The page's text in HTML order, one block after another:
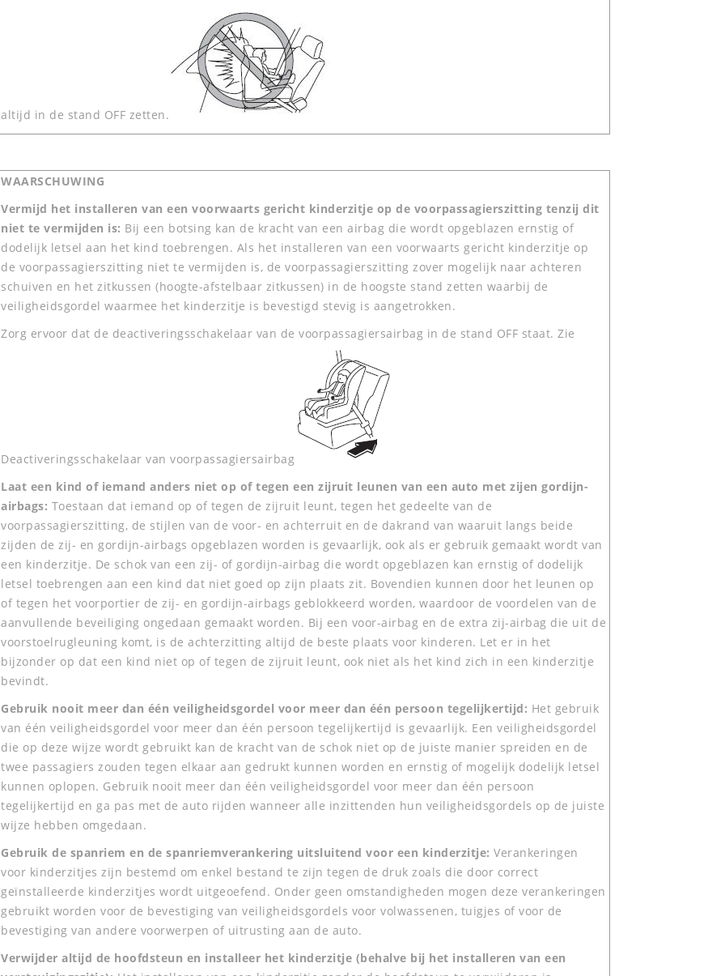
altijd in de stand OFF zetten.
WAARSCHUWING
Vermijd het installeren van een voorwaarts gericht kinderzitje op de voorpassagierszitting tenzij dit
niet te vermijden is: Bij een botsing kan de kracht van een airbag die wordt opgeblazen ernstig of
dodelijk letsel aan het kind toebrengen. Als het installeren van een voorwaarts gericht kinderzitje op
de voorpassagierszitting niet te vermijden is, de voorpassagierszitting zover mogelijk naar achteren
schuiven en het zitkussen (hoogte-afstelbaar zitkussen) in de hoogste stand zetten waarbij de
veiligheidsgordel waarmee het kinderzitje is bevestigd stevig is aangetrokken.
Zorg ervoor dat de deactiveringsschakelaar van de voorpassagiersairbag in de stand OFF staat. Zie
Deactiveringsschakelaar van voorpassagiersairbag
Laat een kind of iemand anders niet op of tegen een zijruit leunen van een auto met zijen gordijn-
airbags: Toestaan dat iemand op of tegen de zijruit leunt, tegen het gedeelte van de
voorpassagierszitting, de stijlen van de voor- en achterruit en de dakrand van waaruit langs beide
zijden de zij- en gordijn-airbags opgeblazen worden is gevaarlijk, ook als er gebruik gemaakt wordt van
een kinderzitje. De schok van een zij- of gordijn-airbag die wordt opgeblazen kan ernstig of dodelijk
letsel toebrengen aan een kind dat niet goed op zijn plaats zit. Bovendien kunnen door het leunen op
of tegen het voorportier de zij- en gordijn-airbags geblokkeerd worden, waardoor de voordelen van de
aanvullende beveiliging ongedaan gemaakt worden. Bij een voor-airbag en de extra zij-airbag die uit de
voorstoelrugleuning komt, is de achterzitting altijd de beste plaats voor kinderen. Let er in het
bijzonder op dat een kind niet op of tegen de zijruit leunt, ook niet als het kind zich in een kinderzitje
bevindt.
Gebruik nooit meer dan één veiligheidsgordel voor meer dan één persoon tegelijkertijd: Het gebruik
van één veiligheidsgordel voor meer dan één persoon tegelijkertijd is gevaarlijk. Een veiligheidsgordel
die op deze wijze wordt gebruikt kan de kracht van de schok niet op de juiste manier spreiden en de
twee passagiers zouden tegen elkaar aan gedrukt kunnen worden en ernstig of mogelijk dodelijk letsel
kunnen oplopen. Gebruik nooit meer dan één veiligheidsgordel voor meer dan één persoon
tegelijkertijd en ga pas met de auto rijden wanneer alle inzittenden hun veiligheidsgordels op de juiste
wijze hebben omgedaan.
Gebruik de spanriem en de spanriemverankering uitsluitend voor een kinderzitje: Verankeringen
voor kinderzitjes zijn bestemd om enkel bestand te zijn tegen de druk zoals die door correct
geïnstalleerde kinderzitjes wordt uitgeoefend. Onder geen omstandigheden mogen deze verankeringen
gebruikt worden voor de bevestiging van veiligheidsgordels voor volwassenen, tuigjes of voor de
bevestiging van andere voorwerpen of uitrusting aan de auto.
Verwijder altijd de hoofdsteun en installeer het kinderzitje (behalve bij het installeren van een